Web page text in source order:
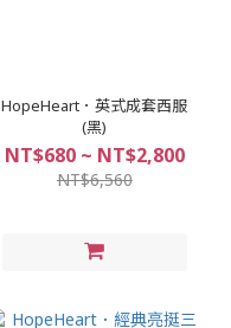
HopeHeart．英式成套西服
(黑)
NT$680 ~ NT$2,800
NT$6,560